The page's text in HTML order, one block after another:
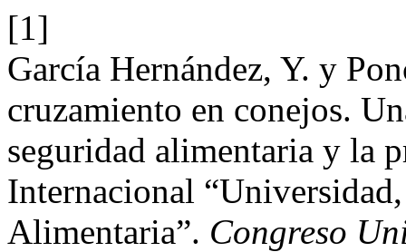
[1]
García Hernández, Y. y
cruzamiento en conejos.
seguridad alimentaria y la
Internacional
Alimentaria”. Congreso